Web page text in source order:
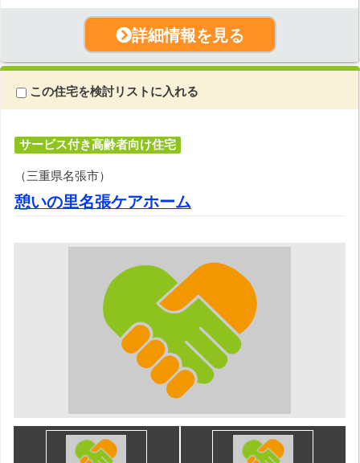
詳細情報を見る
この住宅を検討リストに入れる
サービス付き高齢者向け住宅
（三重県名張市）
憩いの里名張ケアホーム